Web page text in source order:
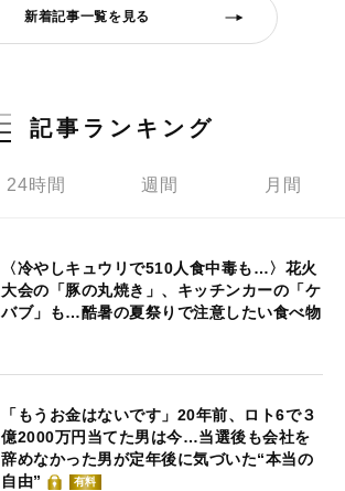
新着記事一覧を見る
記事ランキング
24時間 週間 月間
〈冷やしキュウリで510人食中毒も…〉花火
大会の「豚の丸焼き」、キッチンカーの「ケ
バブ」も…酷暑の夏祭りで注意したい食べ物
「もうお金はないです」20年前、ロト6で３
億2000万円当てた男は今…当選後も会社を
辞めなかった男が定年後に気づいた“本当の
自由”
有料